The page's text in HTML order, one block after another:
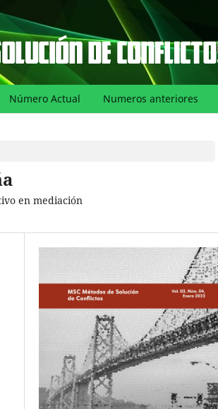
Número Actual Numeros anteriores
en mediación